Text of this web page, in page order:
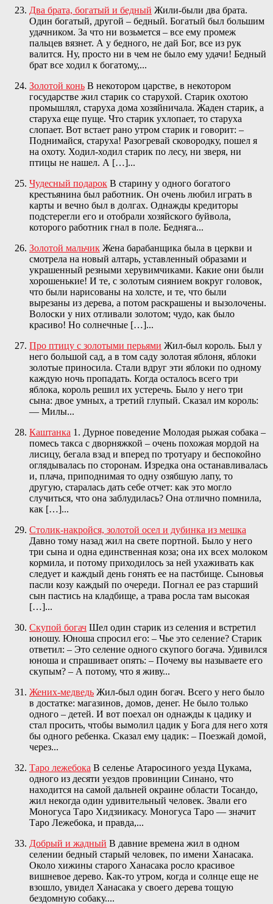
Два брата, богатый и бедный Жили-были два брата.
Один богатый, другой – бедный. Богатый был большим
удачником. За что ни возьмется – все ему промеж
пальцев вязнет. А у бедного, не дай Бог, все из рук
валится. Ну, просто ни в чем не было ему удачи! Бедный
брат все ходил к богатому,...
Золотой конь В некотором царстве, в некотором
государстве жил старик со старухой. Старик охотою
промышлял, старуха дома хозяйничала. Жаден старик, а
старуха еще пуще. Что старик ухлопает, то старуха
слопает. Вот встает рано утром старик и говорит: –
Поднимайся, старуха! Разогревай сковородку, пошел я
на охоту. Ходил-ходил старик по лесу, ни зверя, ни
птицы не нашел. А […]...
Чудесный подарок В старину у одного богатого
крестьянина был работник. Он очень любил играть в
карты и вечно был в долгах. Однажды кредиторы
подстерегли его и отобрали хозяйского буйвола,
которого работник гнал в поле. Бедняга...
Золотой мальчик Жена барабанщика была в церкви и
смотрела на новый алтарь, уставленный образами и
украшенный резными херувимчиками. Какие они были
хорошенькие! И те, с золотым сиянием вокруг головок,
что были нарисованы на холсте, и те, что были
вырезаны из дерева, а потом раскрашены и вызолочены.
Волоски у них отливали золотом; чудо, как было
красиво! Но солнечные […]...
Про птицу с золотыми перьями Жил-был король. Был у
него большой сад, а в том саду золотая яблоня, яблоки
золотые приносила. Стали вдруг эти яблоки по одному
каждую ночь пропадать. Когда осталось всего три
яблока, король решил их устеречь. Было у него три
сына: двое умных, а третий глупый. Сказал им король:
— Милы...
Каштанка 1. Дурное поведение Молодая рыжая собака –
помесь такса с дворняжкой – очень похожая мордой на
лисицу, бегала взад и вперед по тротуару и беспокойно
оглядывалась по сторонам. Изредка она останавливалась
и, плача, приподнимая то одну озябшую лапу, то
другую, старалась дать себе отчет: как это могло
случиться, что она заблудилась? Она отлично помнила,
как […]...
Столик-накройся, золотой осел и дубинка из мешка
Давно тому назад жил на свете портной. Было у него
три сына и одна единственная коза; она их всех молоком
кормила, и потому приходилось за ней ухаживать как
следует и каждый день гонять ее на пастбище. Сыновья
пасли козу каждый по очереди. Погнал ее раз старший
сын пастись на кладбище, а трава росла там высокая
[…]...
Скупой богач Шел один старик из селения и встретил
юношу. Юноша спросил его: – Чье это селение? Старик
ответил: – Это селение одного скупого богача. Удивился
юноша и спрашивает опять: – Почему вы называете его
скупым? – А потому, что я живу...
Жених-медведь Жил-был один богач. Всего у него было
в достатке: магазинов, домов, денег. Не было только
одного – детей. И вот поехал он однажды к цадику и
стал просить, чтобы вымолил цадик у Бога для него хотя
бы одного ребенка. Сказал ему цадик: – Поезжай домой,
через...
Таро лежебока В селенье Атаросиного уезда Цукама,
одного из десяти уездов провинции Синано, что
находится на самой дальней окраине области Тосандо,
жил некогда один удивительный человек. Звали его
Моногуса Таро Хидзиикасу. Моногуса Таро — значит
Таро Лежебока, и правда,...
Добрый и жадный В давние времена жил в одном
селении бедный старый человек, по имени Ханасака.
Около хижины старого Ханасака росло красивое
вишневое дерево. Как-то утром, когда и солнце еще не
взошло, увидел Ханасака у своего дерева тощую
бездомную собаку....